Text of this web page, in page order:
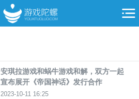
安琪拉游戏和蜗牛游戏和解，双方一起
宣布展开《帝国神话》发行合作
2023-10-11 16:25